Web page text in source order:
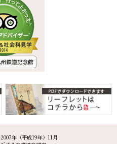
2007年（平成19年）11月